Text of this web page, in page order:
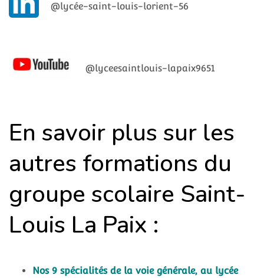
@lycée-saint-louis-lorient-56
@lyceesaintlouis-lapaix9651
En savoir plus sur les
autres formations du
groupe scolaire Saint-
Louis La Paix :
Nos 9 spécialités de la voie générale, au lycée